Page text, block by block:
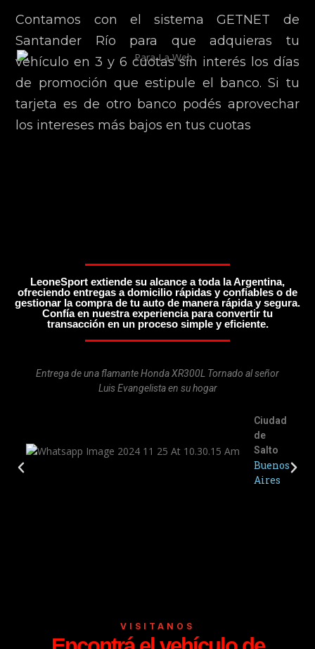
Contamos con el sistema GETNET de
Santander Río para que adquieras tu
vehículo en 3 y 6 cuotas sin interés los días
de promoción que estipule el banco. Si tu
tarjeta es de otro banco podés aprovechar
los intereses más bajos en tus cuotas
LeoneSport extiende su alcance a toda la Argentina,
ofreciendo entregas a domicilio rápidas y confiables o de
gestionar la compra de tu auto de manera rápida y segura.
Confía en nuestra experiencia para convertir tu
transacción en un proceso simple y eficiente.
Entrega de una flamante Honda XR300L Tornado al señor
Luis Evangelista en su hogar
Ciudad
de
Salto
Buenos
Aires
VISITANOS